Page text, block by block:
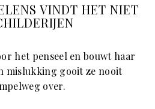
VINDT HET NIET
het penseel en bouwt haar
mislukking gooit ze nooit
over.